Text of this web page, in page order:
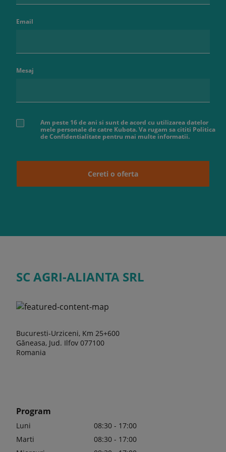
Email
Mesaj
Am peste 16 de ani si sunt de acord cu utilizarea datelor
mele personale de catre Kubota. Va rugam sa cititi Politica
de Confidentialitate pentru mai multe informatii.
Cereti o oferta
SC AGRI-ALIANTA SRL
Bucuresti-Urziceni, Km 25+600
Găneasa, Jud. Ilfov 077100
Romania
Program
Luni
08:30 - 17:00
Marti
08:30 - 17:00